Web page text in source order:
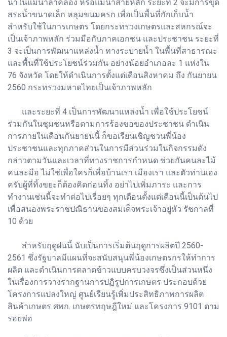
น้ำในแม่น้ำลำคลอง หรือแม่น้ำสายหลัก ระยะที่ 2 จะมีการขุด
สระน้ำขนาดเล็ก หลุมขนมครก เพื่อเป็นพื้นที่กักเก็บน้ำ
สำหรับใช้ในการเกษตร โดยกระทรวงเกษตรและสหกรณ์จะ
เป็นเจ้าภาพหลัก ร่วมมือกับภาคเอกชน และประชาชน ระยะที่
3 จะเป็นการพัฒนาแหล่งน้ำ ทางระบายน้ำ ในพื้นที่สาธารณะ
และพื้นที่ใช้ประโยชน์ร่วมกัน อย่างน้อยอำเภอละ 1 แห่งใน
76 จังหวัด โดยให้ดำเนินการตั้งแต่เดือนสิงหาคม ถึง กันยายน
2560 กระทรวงมหาดไทยเป็นเจ้าภาพหลัก
และระยะที่ 4 เป็นการพัฒนาแหล่งน้ำ เพื่อใช้ประโยชน์
ร่วมกันในชุมชนหรือตามการร้องขอของประชาชน ดำเนิน
การภายในเดือนกันยายนนี้ ก็ขอเรียนเชิญชวนพี่น้อง
ประชาชนและทุกภาคส่วนในการมีส่วนร่วมในกิจกรรมดัง
กล่าวตามวันและเวลาที่ทางราชการกำหนด ช่วยกันคนละไม้
คนละมือ ไม่ใช่เพื่อใครก็เพื่อบ้านเรา เมืองเรา และตัวท่านเอง
ครับผู้ที่ทิ้งขยะก็ต้องคิดก่อนทิ้ง อย่าไปเพิ่มภาระ และการ
ทำงานเช่นนี้จะทำต่อไปเรื่อยๆ ทุกเดือนตั้งแต่เดือนนี้เป็นต้นไป
เพื่อสนองพระราชปณิธานของสมเด็จพระเจ้าอยู่หัว รัชกาลที่
10 ด้วย
สำหรับฤดูฝนนี้ นับเป็นการเริ่มต้นฤดูการผลิตปี 2560-
2561 ซึ่งรัฐบาลมีแผนที่จะสนับสนุนพี่น้องเกษตรกรให้ทำการ
ผลิต และดำเนินการตลาดข้าวแบบครบวงจรซึ่งเป็นส่วนหนึ่ง
ในเรื่องการวางรากฐานการปฏิรูปการเกษตร ประกอบด้วย
โครงการแปลงใหญ่ ศูนย์เรียนรู้เพิ่มประสิทธิภาพการผลิต
สินค้าเกษตร ศพก. เกษตรทฤษฎีใหม่ และโครงการ 9101 ตาม
รอยพ่อ